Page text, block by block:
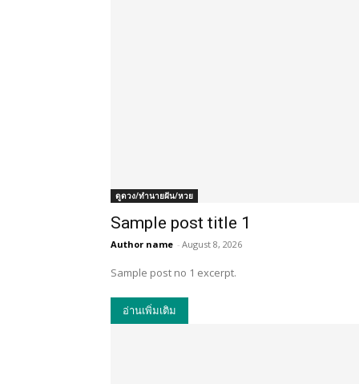
ดูดวง/ทำนายฝัน/หวย
Sample post title 1
Author name - August 8, 2026
Sample post no 1 excerpt.
อ่านเพิ่มเติม